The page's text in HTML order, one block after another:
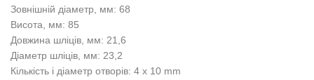
Зовнішній діаметр, мм: 68
Висота, мм: 85
Довжина шліців, мм: 21,6
Діаметр шліців, мм: 23,2
Кількість і діаметр отворів: 4 x 10 mm